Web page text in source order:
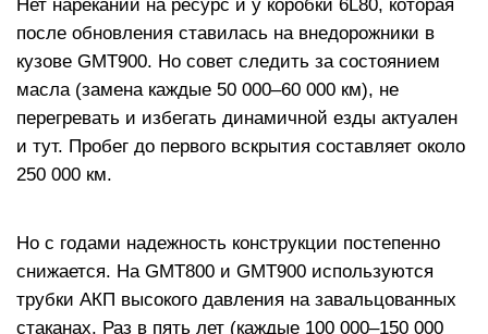
Нет нареканий на ресурс и у коробки 6L80, которая
после обновления ставилась на внедорожники в
кузове GMT900. Но совет следить за состоянием
масла (замена каждые 50 000–60 000 км), не
перегревать и избегать динамичной езды актуален
и тут. Пробег до первого вскрытия составляет около
250 000 км.
Но с годами надежность конструкции постепенно
снижается. На GMT800 и GMT900 используются
трубки АКП высокого давления на завальцованных
стаканах. Раз в пять лет (каждые 100 000–150 000